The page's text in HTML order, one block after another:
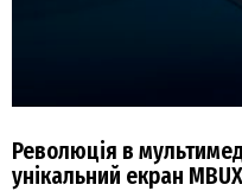
Революція в
унікальний екран